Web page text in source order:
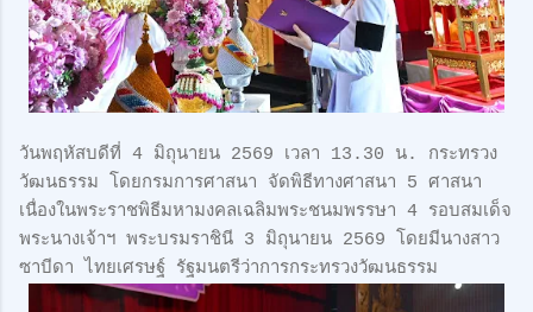
วันพฤหัสบดีที่ 4 มิถุนายน 2569 เวลา 13.30 น. กระทรวง
วัฒนธรรม โดยกรมการศาสนา จัดพิธีทางศาสนา 5 ศาสนา
เนื่องในพระราชพิธีมหามงคลเฉลิมพระชนมพรรษา 4 รอบสมเด็จ
พระนางเจ้าฯ พระบรมราชินี 3 มิถุนายน 2569 โดยมีนางสาว
ซาบีดา ไทยเศรษฐ์ รัฐมนตรีว่าการกระทรวงวัฒนธรรม